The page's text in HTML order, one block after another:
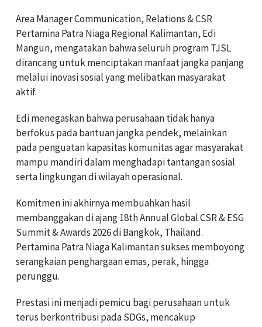
Area Manager Communication, Relations & CSR
Pertamina Patra Niaga Regional Kalimantan, Edi
Mangun, mengatakan bahwa seluruh program TJSL
dirancang untuk menciptakan manfaat jangka panjang
melalui inovasi sosial yang melibatkan masyarakat
aktif.
Edi menegaskan bahwa perusahaan tidak hanya
berfokus pada bantuan jangka pendek, melainkan
pada penguatan kapasitas komunitas agar masyarakat
mampu mandiri dalam menghadapi tantangan sosial
serta lingkungan di wilayah operasional.
Komitmen ini akhirnya membuahkan hasil
membanggakan di ajang 18th Annual Global CSR & ESG
Summit & Awards 2026 di Bangkok, Thailand.
Pertamina Patra Niaga Kalimantan sukses memboyong
serangkaian penghargaan emas, perak, hingga
perunggu.
Prestasi ini menjadi pemicu bagi perusahaan untuk
terus berkontribusi pada SDGs, mencakup